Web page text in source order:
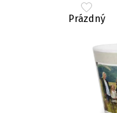
Prázdný